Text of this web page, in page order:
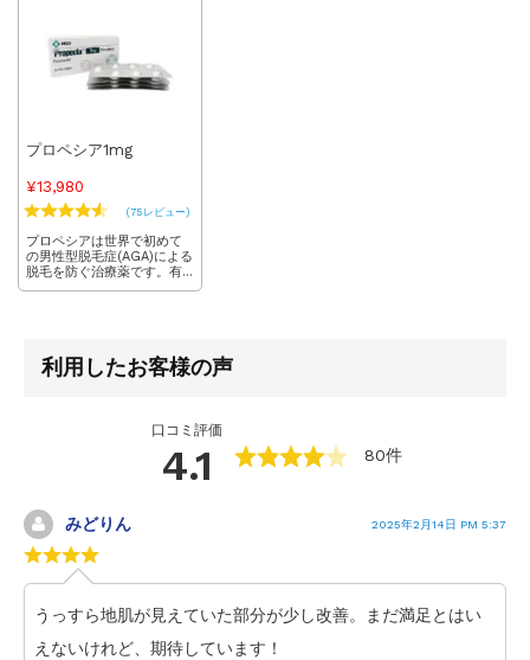
プロペシア1mg
¥13,980
(75レビュー)
プロペシアは世界で初めて
の男性型脱毛症(AGA)による
脱毛を防ぐ治療薬です。有
効成分のフィナステリドが
第一選択として多くの男性
に使用されています。
利用したお客様の声
口コミ評価
4.1 80件
みどりん 2025年2月14日 PM 5:37
うっすら地肌が見えていた部分が少し改善。まだ満足とはい
えないけれど、期待しています！